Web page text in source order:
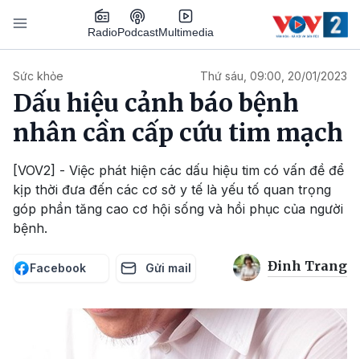
Nhảy đến nội dung
RadioPodcastMultimedia
Sức khỏe Thứ sáu, 09:00, 20/01/2023
Dấu hiệu cảnh báo bệnh
nhân cần cấp cứu tim mạch
[VOV2] - Việc phát hiện các dấu hiệu tim có vấn đề để
kịp thời đưa đến các cơ sở y tế là yếu tố quan trọng
góp phần tăng cao cơ hội sống và hồi phục của người
bệnh.
Facebook Gửi mail Đinh Trang